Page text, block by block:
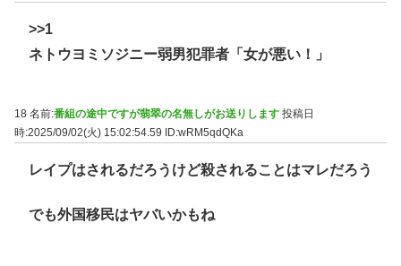
>>1
ネトウヨミソジニー弱男犯罪者「女が悪い！」
18 名前:番組の途中ですが翡翠の名無しがお送りします 投稿日
時:2025/09/02(火) 15:02:54.59 ID:wRM5qdQKa
レイプはされるだろうけど殺されることはマレだろう
でも外国移民はヤバいかもね